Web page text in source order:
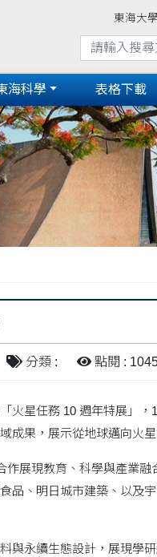
東海大
海科學 表格下載
分類 : 點閱 :
火星任務 10 週年特展」
成果，展示從地球邁向火
作展現教育、科學與產業
品、明日城市建築、以及
與永續生態設計，展現學